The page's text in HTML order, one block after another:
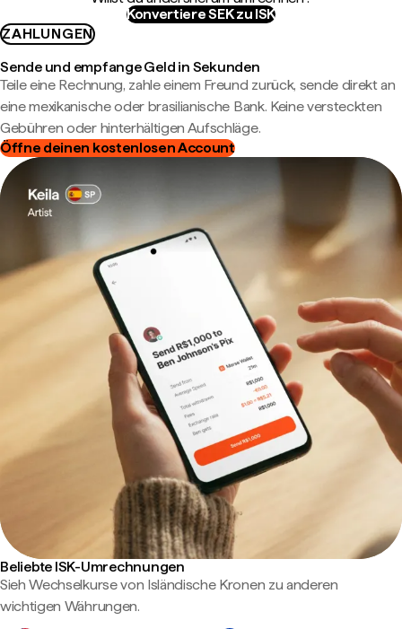
Konvertiere SEK zu ISK
ZAHLUNGEN
Sende und empfange Geld in Sekunden
Teile eine Rechnung, zahle einem Freund zurück, sende direkt an
eine mexikanische oder brasilianische Bank. Keine versteckten
Gebühren oder hinterhältigen Aufschläge.
Öffne deinen kostenlosen Account
Beliebte ISK-Umrechnungen
Sieh Wechselkurse von Isländische Kronen zu anderen
wichtigen Währungen.